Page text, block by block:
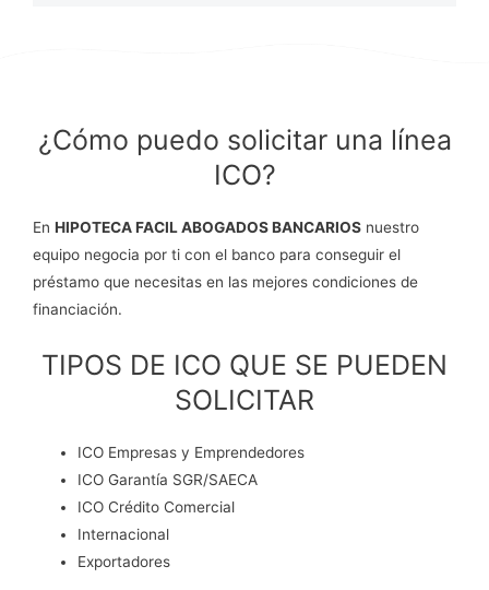
¿Cómo puedo solicitar una línea
ICO?
En HIPOTECA FACIL ABOGADOS BANCARIOS nuestro
equipo negocia por ti con el banco para conseguir el
préstamo que necesitas en las mejores condiciones de
financiación.
TIPOS DE ICO QUE SE PUEDEN
SOLICITAR
ICO Empresas y Emprendedores
ICO Garantía SGR/SAECA
ICO Crédito Comercial
Internacional
Exportadores